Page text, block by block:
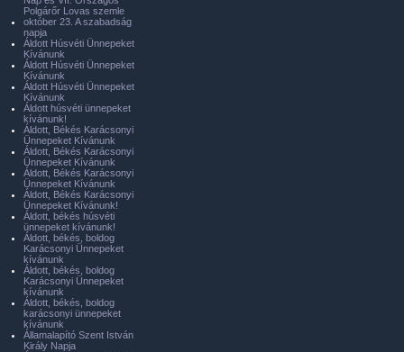
Polgárőr Lovas szemle
október 23. A szabadság
napja
Áldott Húsvéti Ünnepeket
Kívánunk
Áldott Húsvéti Ünnepeket
Kívánunk
Áldott Húsvéti Ünnepeket
Kívánunk
Áldott húsvéti ünnepeket
kívánunk!
Áldott, Békés Karácsonyi
Ünnepeket Kívánunk
Áldott, Békés Karácsonyi
Ünnepeket Kívánunk
Áldott, Békés Karácsonyi
Ünnepeket Kívánunk
Áldott, Békés Karácsonyi
Ünnepeket Kívánunk!
Áldott, békés húsvéti
ünnepeket kívánunk!
Áldott, békés, boldog
Karácsonyi Ünnepeket
kívánunk
Áldott, békés, boldog
Karácsonyi Ünnepeket
kívánunk
Áldott, békés, boldog
karácsonyi ünnepeket
kívánunk
Államalapító Szent István
Király Napja